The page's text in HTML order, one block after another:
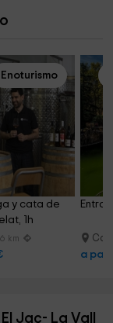
Enoturismo
y cata de
1h
km
a
Jaç- La Vall